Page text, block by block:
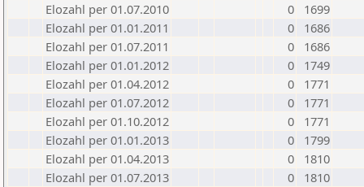
Elozahl per 01.07.2010
0
1699
Elozahl per 01.01.2011
0
1686
Elozahl per 01.07.2011
0
1686
Elozahl per 01.01.2012
0
1749
Elozahl per 01.04.2012
0
1771
Elozahl per 01.07.2012
0
1771
Elozahl per 01.10.2012
0
1771
Elozahl per 01.01.2013
0
1799
Elozahl per 01.04.2013
0
1810
Elozahl per 01.07.2013
0
1810